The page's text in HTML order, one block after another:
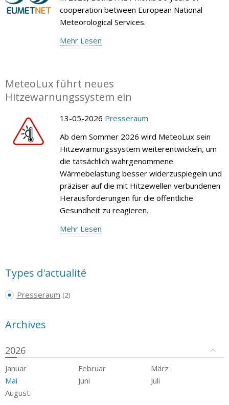
cooperation between European National
Meteorological Services.
Mehr Lesen
MeteoLux führt neues
Hitzewarnungssystem ein
13-05-2026 Presseraum
Ab dem Sommer 2026 wird MeteoLux sein
Hitzewarnungssystem weiterentwickeln, um
die tatsächlich wahrgenommene
Wärmebelastung besser widerzuspiegeln und
präziser auf die mit Hitzewellen verbundenen
Herausforderungen für die öffentliche
Gesundheit zu reagieren.
Mehr Lesen
Types d'actualité
Presseraum (2)
Archives
2026
Januar Februar
März
Mai
Juni
Juli
August